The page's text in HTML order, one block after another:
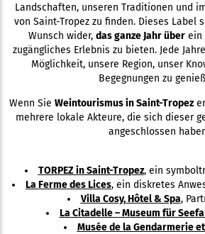
Landschaften, unseren Traditionen und
von Saint-Tropez zu finden. Dieses Label
Wunsch wider, das ganze Jahr über ein
zugängliches Erlebnis zu bieten. Jede
Möglichkeit, unsere Region, unser
Begegnungen zu
Wenn Sie Weintourismus in Saint-Tropez
mehrere lokale Akteure, die sich dieser
angeschlossen
TORPEZ in Saint-Tropez, ein
La Ferme des Lices, ein diskretes
Villa Cosy, Hôtel & Spa,
La Citadelle – Museum für
Musée de la Gendarmerie